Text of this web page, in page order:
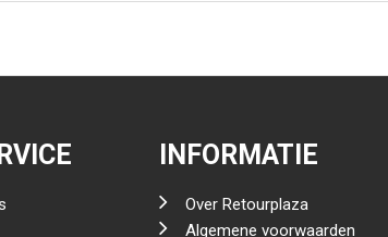
INFORMATIE
Over Retourplaza
Algemene voorwaarden